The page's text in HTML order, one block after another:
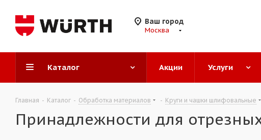
Ваш город
Москва
Каталог Акции Услуги
Главная - Каталог - Обработка материалов - Круги и чашки шлифовальные
Принадлежности для